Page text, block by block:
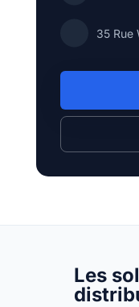
35 Rue
Les